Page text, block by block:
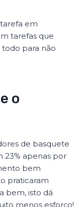
em
tarefas que
para não
o
de basquete
23% apenas por
bem
praticaram
bem, isto dá
menos esforço!